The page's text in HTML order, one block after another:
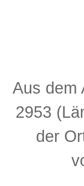
Aus dem
2953
der